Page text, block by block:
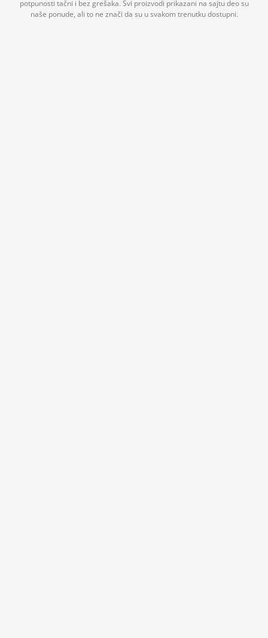
potpunosti tačni i bez grešaka. Svi proizvodi prikazani na sajtu deo su
naše ponude, ali to ne znači da su u svakom trenutku dostupni.